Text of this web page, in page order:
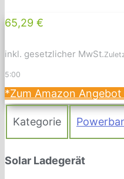
65,29 €
inkl. gesetzlicher MwSt.
5:00
*Zum Amazon Angebot
Kategorie
Solar Ladegerät